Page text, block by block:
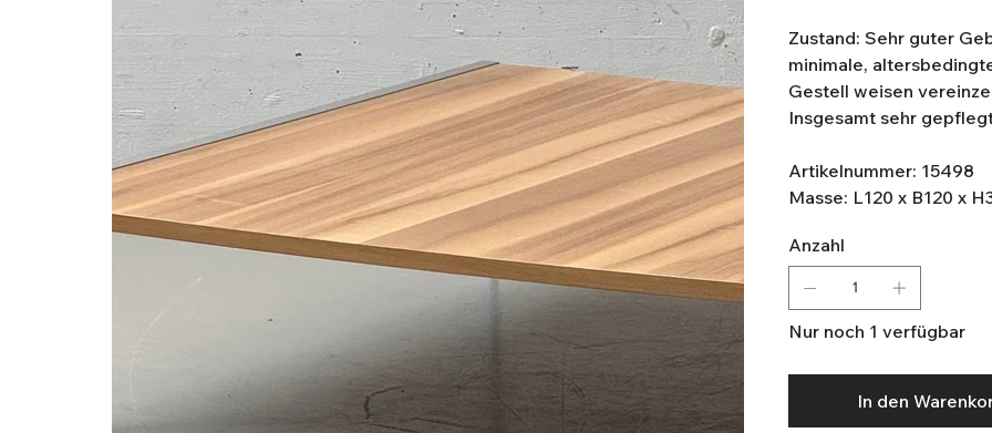
Zustand: Sehr guter
minimale,
Gestell weisen
Insgesamt sehr
Artikelnummer: 15498
Masse: L120 x B120 x
Anzahl
Nur noch 1 verfügbar
In den